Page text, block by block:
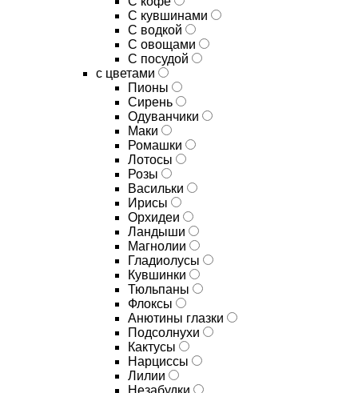
C кувшинами
C водкой
C овощами
C посудой
с цветами
Пионы
Сирень
Одуванчики
Маки
Ромашки
Лотосы
Розы
Васильки
Ирисы
Орхидеи
Ландыши
Магнолии
Гладиолусы
Кувшинки
Тюльпаны
Флоксы
Анютины глазки
Подсолнухи
Кактусы
Нарциссы
Лилии
Незабудки